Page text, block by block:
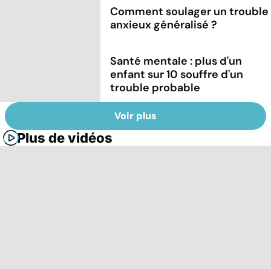
Comment soulager un trouble
anxieux généralisé ?
Santé mentale : plus d'un
enfant sur 10 souffre d'un
trouble probable
Voir plus
Plus de vidéos